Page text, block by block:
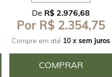
De R$ 2.976,68
Por R$ 2.354,75
Compre em até 10 x sem juros
COMPRAR